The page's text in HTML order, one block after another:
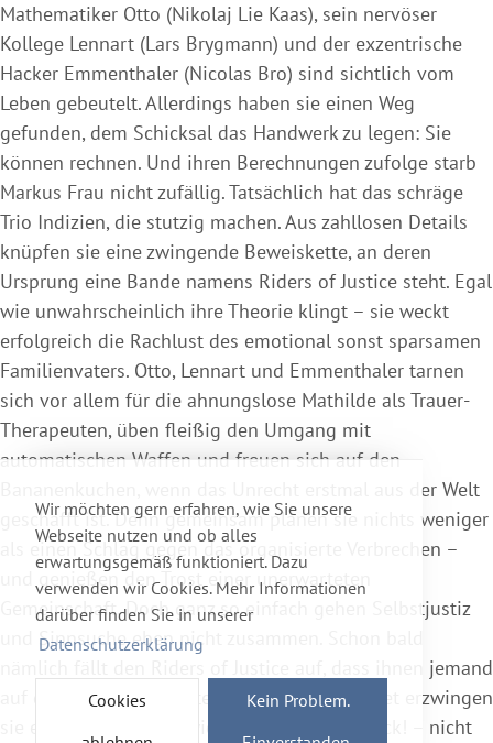
Wir möchten gern erfahren, wie Sie unsere
Webseite nutzen und ob alles
erwartungsgemäß funktioniert. Dazu
verwenden wir Cookies. Mehr Informationen
darüber finden Sie in unserer
Datenschutzerklärung
Cookies
Kein Problem.
Mathematiker Otto (Nikolaj Lie Kaas), sein nervöser
Kollege Lennart (Lars Brygmann) und der exzentrische
Hacker Emmenthaler (Nicolas Bro) sind sichtlich vom
Leben gebeutelt. Allerdings haben sie einen Weg
gefunden, dem Schicksal das Handwerk zu legen: Sie
können rechnen. Und ihren Berechnungen zufolge starb
Markus Frau nicht zufällig. Tatsächlich hat das schräge
Trio Indizien, die stutzig machen. Aus zahllosen Details
knüpfen sie eine zwingende Beweiskette, an deren
Ursprung eine Bande namens Riders of Justice steht. Egal
wie unwahrscheinlich ihre Theorie klingt – sie weckt
erfolgreich die Rachlust des emotional sonst sparsamen
Familienvaters. Otto, Lennart und Emmenthaler tarnen
sich vor allem für die ahnungslose Mathilde als Trauer-
Therapeuten, üben fleißig den Umgang mit
automatischen Waffen und freuen sich auf den
Bananenkuchen, wenn das Unrecht erstmal aus der Welt
geschafft ist. Denn gemeinsam planen sie nichts weniger
als einen Schlag gegen das organisierte Verbrechen –
und genießen den Trost einer unerwarteten
Gemeinschaft. Doch ganz so einfach gehen Selbstjustiz
und Sinnsuche eben nicht zusammen. Schon bald
nämlich fällt den Riders of Justice auf, dass ihnen jemand
auf der Spur ist. Bis unter die Zähne bewaffnet erzwingen
sie einen Showdown, wie man ihn – zum Glück! – nicht